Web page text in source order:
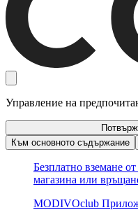
Управление на
Към основното съдържание
Безплатно вземане
магазина или
MODIVOclub